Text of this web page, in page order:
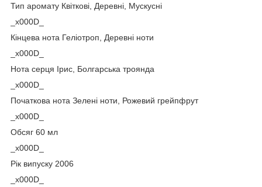
Тип аромату Квіткові, Деревні, Мускусні
_x000D_
Кінцева нота Геліотроп, Деревні ноти
_x000D_
Нота серця Ірис, Болгарська троянда
_x000D_
Початкова нота Зелені ноти, Рожевий грейпфрут
_x000D_
Обсяг 60 мл
_x000D_
Рік випуску 2006
_x000D_